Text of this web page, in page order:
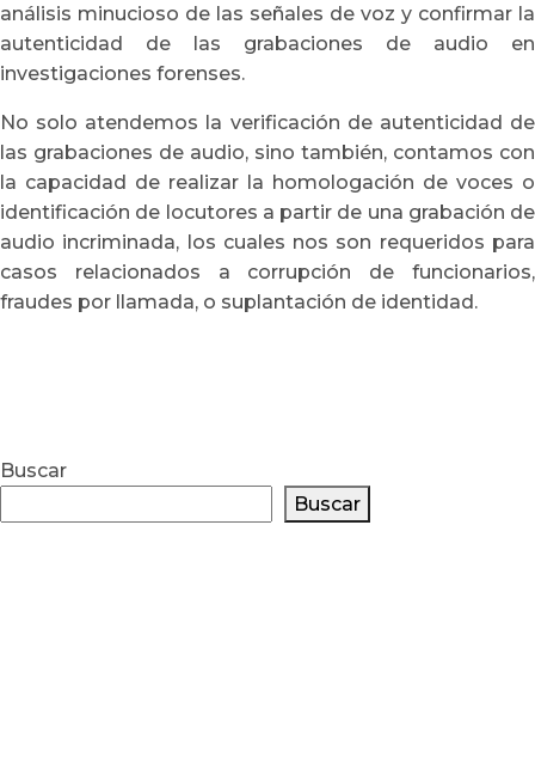
análisis minucioso de las señales de voz y confirmar la
autenticidad de las grabaciones de audio en
investigaciones forenses.
No solo atendemos la verificación de autenticidad de
las grabaciones de audio, sino también, contamos con
la capacidad de realizar la homologación de voces o
identificación de locutores a partir de una grabación de
audio incriminada, los cuales nos son requeridos para
casos relacionados a corrupción de funcionarios,
fraudes por llamada, o suplantación de identidad.
Buscar
Buscar